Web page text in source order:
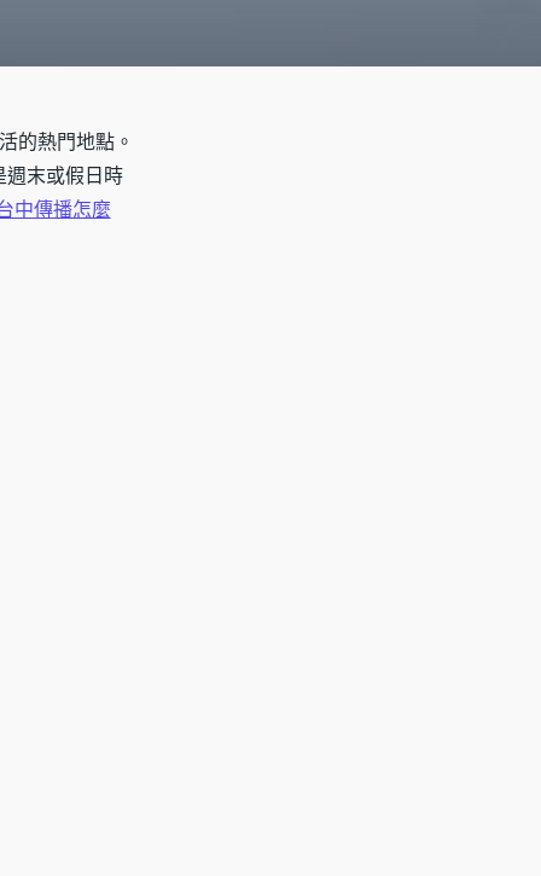
的熱門地點。
週末或假日時
中傳播怎麼